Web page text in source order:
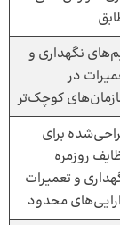
نگهداری و
در
کوچک‌تر
برای
روزمره
و تعمیرات
محدود